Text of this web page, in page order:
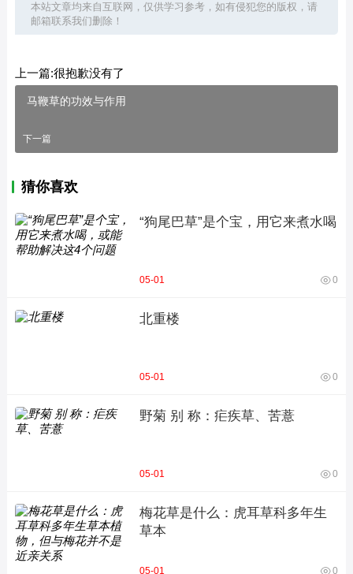
本站文章均来自互联网，仅供学习参考，如有侵犯您的版权，请
邮箱联系我们删除！
上一篇:很抱歉没有了
马鞭草的功效与作用
下一篇
猜你喜欢
“狗尾巴草”是个宝，用它来煮水喝
05-01 0
北重楼
05-01 0
野菊 别 称：疟疾草、苦薏
05-01 0
梅花草是什么：虎耳草科多年生
草本
05-01 0